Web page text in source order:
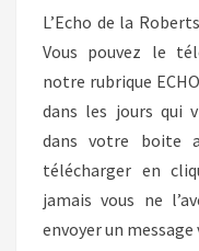
L’Echo de la
Vous pouvez le
notre rubrique
dans les jours qui
dans votre boite
télécharger en
jamais vous ne
envoyer un